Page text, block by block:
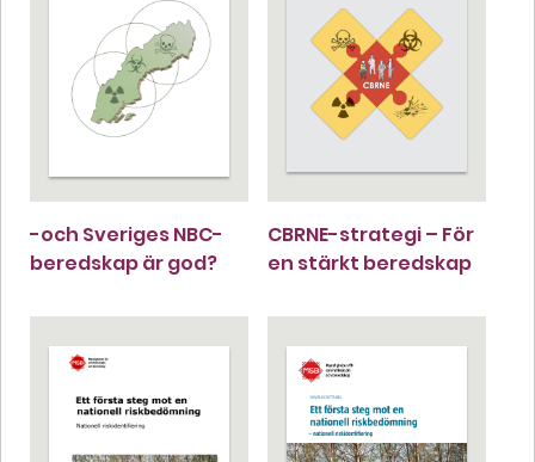
-och Sveriges NBC-
beredskap är god?
CBRNE-strategi – För
en stärkt beredskap